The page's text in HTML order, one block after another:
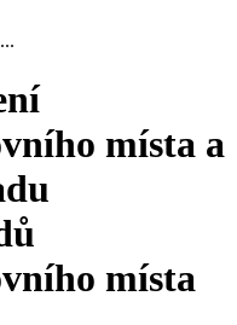
místa a
místa